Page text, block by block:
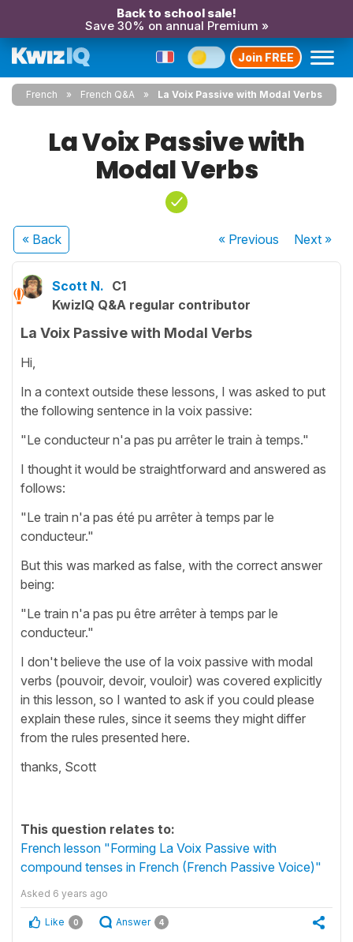
Back to school sale!
Save 30% on annual Premium »
Join FREE
French French Q&A La Voix Passive with Modal Verbs
La Voix Passive with
Modal Verbs
« Back « Previous Next»
Scott N. C1
KwizIQ Q&A regular contributor
La Voix Passive with Modal Verbs
Hi,
In a context outside these lessons, I was asked to put
the following sentence in la voix passive:
"Le conducteur n'a pas pu arrêter le train à temps."
I thought it would be straightforward and answered as
follows:
"Le train n'a pas été pu arrêter à temps par le
conducteur."
But this was marked as false, with the correct answer
being:
"Le train n'a pas pu être arrêter à temps par le
conducteur."
I don't believe the use of la voix passive with modal
verbs (pouvoir, devoir, vouloir) was covered explicitly
in this lesson, so I wanted to ask if you could please
explain these rules, since it seems they might differ
from the rules presented here.
thanks, Scott
This question relates to:
French lesson "Forming La Voix Passive with
compound tenses in French (French Passive Voice)"
Asked 6 years ago
Like 0 Answer 4